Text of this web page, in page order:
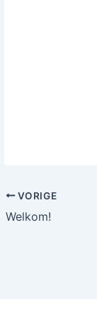
VORIGE
Welkom!